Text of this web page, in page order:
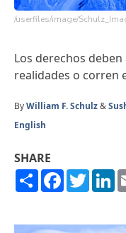
/userfiles/image/
Los derechos
realidades o corren
ByWilliam F. Schulz&
English
SHARE
ShareFacebook